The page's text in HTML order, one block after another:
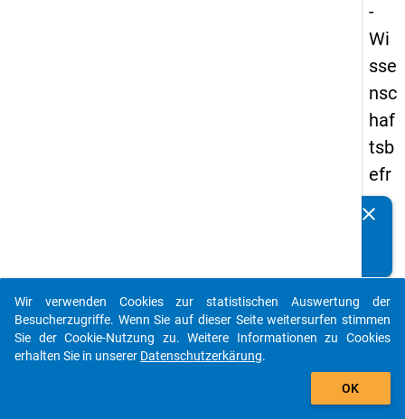
-
Wi
sse
nsc
haf
tsb
efr
ag
20
23
ff6
clear
auto_stories
add_shopping_cart
Wir verwenden Cookies zur statistischen Auswertung der
Besucherzugriffe. Wenn Sie auf dieser Seite weitersurfen stimmen
Sie der Cookie-Nutzung zu. Weitere Informationen zu Cookies
erhalten Sie in unserer Datenschutzerkärung.
OK